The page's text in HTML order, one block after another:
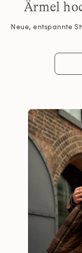
Ärmel
Neue, entspannte